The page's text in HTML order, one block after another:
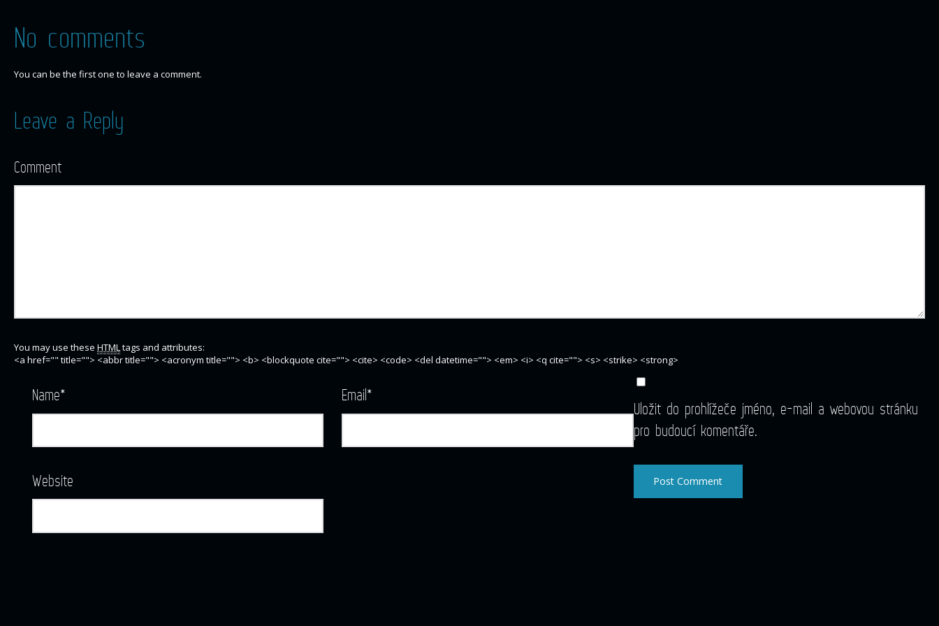
No comments
You can be the first one to leave a comment.
Leave a Reply
Comment
You may use these HTMLtags and attributes:
<a href="" title=""> <abbr title=""> <acronym title=""> <b> <blockquote cite=""> <cite> <code> <del datetime=""> <em> <i> <q cite=""> <s> <strike> <strong>
Name* Email*
Website
Uložit do prohlížeče jméno, e-mail a webovou stránku
pro budoucí komentáře.